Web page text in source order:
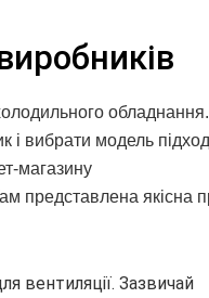
і вибрати модель
магазину
представлена якісна
вентиляції. Зазвичай